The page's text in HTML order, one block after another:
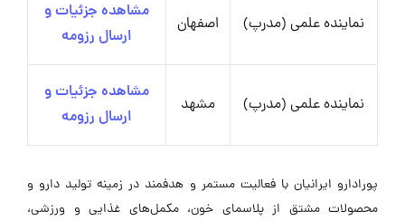
نماینده علمی (مدرپ) اصفهان
مشاهده جزئیات و
ارسال رزومه
نماینده علمی (مدرپ) مشهد
مشاهده جزئیات و
ارسال رزومه
پورادارو ایرانیان با فعالیت مستمر و هدفمند در زمینه تولید دارو و
محصولات مشتق از پلاسمای خون، مکمل‌های غذایی و ورزشی،